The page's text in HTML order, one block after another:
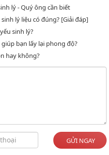
lý - Quý ông cần biết
lý liệu có đúng? [Giải đáp]
sinh lý?
bạn lấy lại phong độ?
hay không?
GỬI NGAY